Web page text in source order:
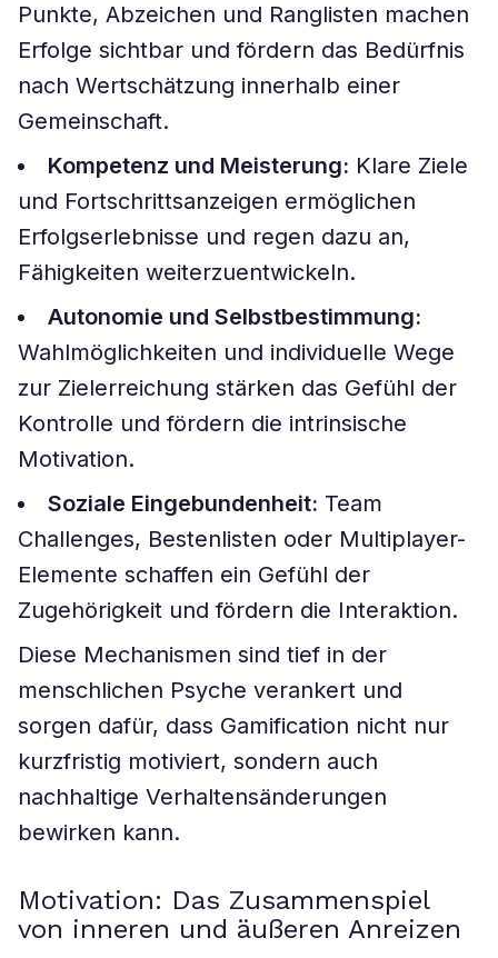
Punkte, Abzeichen und Ranglisten machen
Erfolge sichtbar und fördern das Bedürfnis
nach Wertschätzung innerhalb einer
Gemeinschaft.
Kompetenz und Meisterung: Klare Ziele
und Fortschrittsanzeigen ermöglichen
Erfolgserlebnisse und regen dazu an,
Fähigkeiten weiterzuentwickeln.
Autonomie und Selbstbestimmung:
Wahlmöglichkeiten und individuelle Wege
zur Zielerreichung stärken das Gefühl der
Kontrolle und fördern die intrinsische
Motivation.
Soziale Eingebundenheit: Team
Challenges, Bestenlisten oder Multiplayer-
Elemente schaffen ein Gefühl der
Zugehörigkeit und fördern die Interaktion.
Diese Mechanismen sind tief in der
menschlichen Psyche verankert und
sorgen dafür, dass Gamification nicht nur
kurzfristig motiviert, sondern auch
nachhaltige Verhaltensänderungen
bewirken kann.
Motivation: Das Zusammenspiel
von inneren und äußeren Anreizen